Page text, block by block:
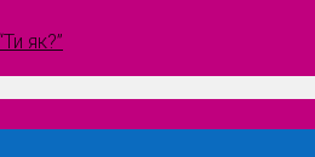
як?”